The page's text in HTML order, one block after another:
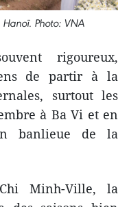
Photo: VNA
rigoureux,
de partir à la
surtout les
à Ba Vi et en
banlieue de la
Minh-Ville, la